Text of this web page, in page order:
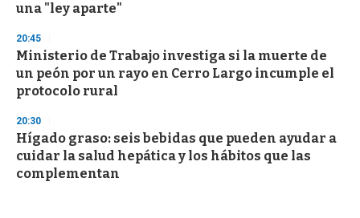
una "ley aparte"
20:45
Ministerio de Trabajo investiga si la muerte de
un peón por un rayo en Cerro Largo incumple el
protocolo rural
20:30
Hígado graso: seis bebidas que pueden ayudar a
cuidar la salud hepática y los hábitos que las
complementan